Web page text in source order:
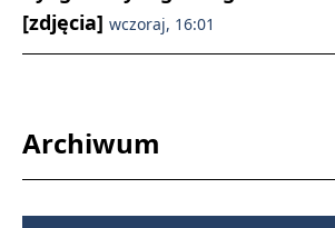
[zdjęcia] wczoraj, 16:01
Archiwum